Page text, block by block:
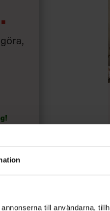
till användarna,